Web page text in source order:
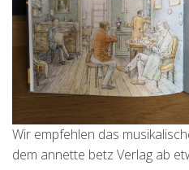
Wir empfehlen das
dem annette betz Verlag ab